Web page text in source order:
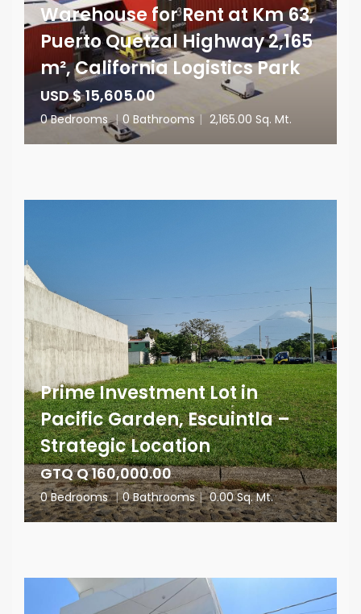
Warehouse for Rent at Km 63,
Puerto Quetzal Highway 2,165
m², California Logistics Park
USD $ 15,605.00
0 Bedrooms | 0 Bathrooms | 2,165.00 Sq. Mt.
Prime Investment Lot in
Pacific Garden, Escuintla –
Strategic Location
GTQ Q 160,000.00
0 Bedrooms | 0 Bathrooms | 0.00 Sq. Mt.